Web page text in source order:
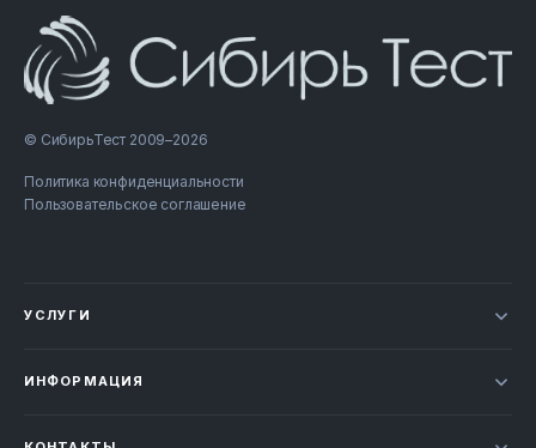
© СибирьТест 2009–2026
Политика конфиденциальности
Пользовательское соглашение
УСЛУГИ
ИНФОРМАЦИЯ